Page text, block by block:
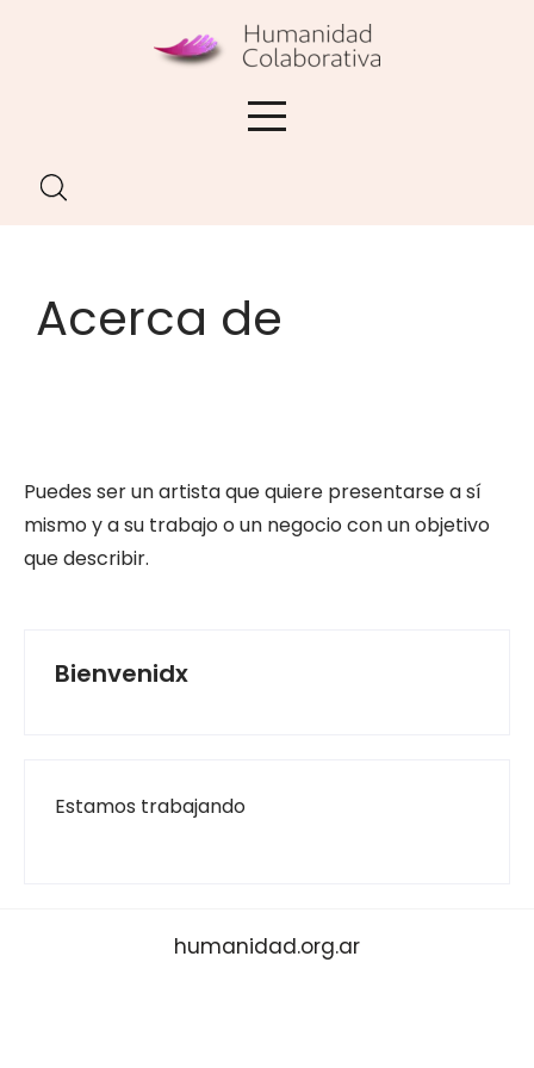
Acerca de
Puedes ser un artista que quiere presentarse a sí
mismo y a su trabajo o un negocio con un objetivo
que describir.
Bienvenidx
Estamos trabajando
humanidad.org.ar